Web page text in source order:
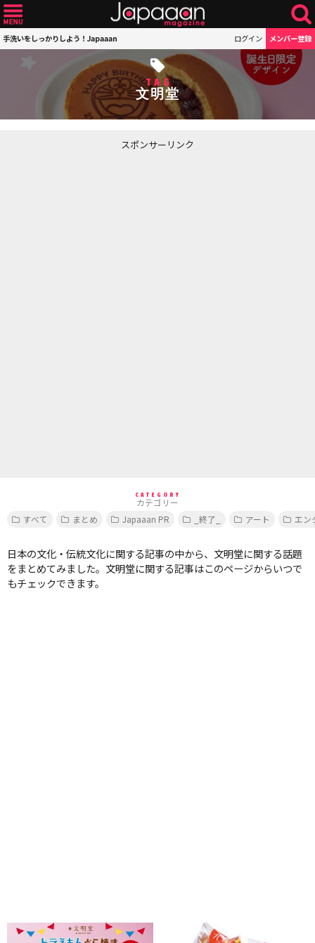
手洗いをしっかりしよう！Japaaan ログイン メンバー登録
TAG
文明堂
スポンサーリンク
CATEGORY
カテゴリー
すべて
まとめ Japaaan PR _終了_ アート エン
日本の文化・伝統文化に関する記事の中から、文明堂に関する話題
をまとめてみました。文明堂に関する記事はこのページからいつで
もチェックできます。